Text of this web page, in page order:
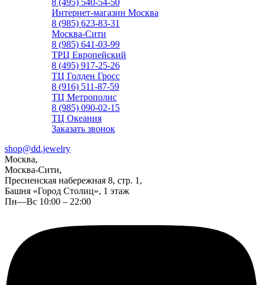
8 (495) 540-54-50
Интернет-магазин Москва
8 (985) 623-83-31
Москва-Сити
8 (985) 641-03-99
ТРЦ Европейский
8 (495) 917-25-26
ТЦ Голден Гросс
8 (916) 511-87-59
ТЦ Метрополис
8 (985) 090-02-15
ТЦ Океания
Заказать звонок
shop@dd.jewelry
Москва,
Москва-Сити,
Пресненская набережная 8, стр. 1,
Башня «Город Столиц», 1 этаж
Пн—Вс 10:00 – 22:00